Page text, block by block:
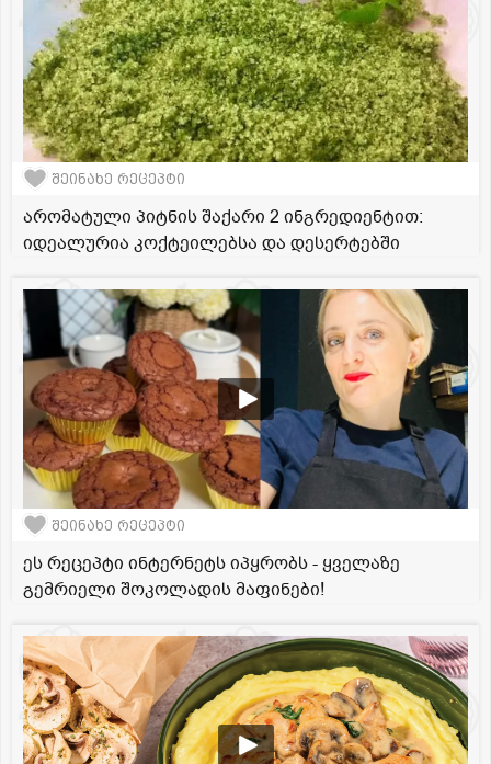
შეინახე რეცეპტი
არომატული პიტნის შაქარი 2 ინგრედიენტით:
იდეალურია კოქტეილებსა და დესერტებში
შეინახე რეცეპტი
ეს რეცეპტი ინტერნეტს იპყრობს - ყველაზე
გემრიელი შოკოლადის მაფინები!